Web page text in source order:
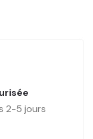
2-5 jours